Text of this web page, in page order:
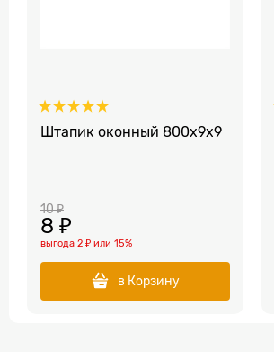
Штапик оконный 800x9x9
10 ₽
8 ₽
выгода 2 ₽ или 15%
в Корзину